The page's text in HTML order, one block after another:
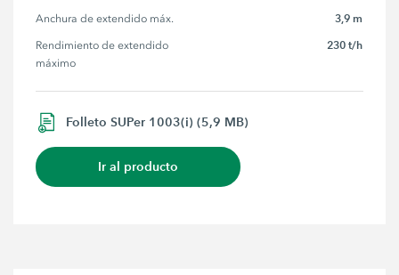
Anchura de extendido máx. 3,9 m
Rendimiento de extendido
máximo
230 t/h
Folleto SUPer 1003(i) (5,9 MB)
Ir al producto